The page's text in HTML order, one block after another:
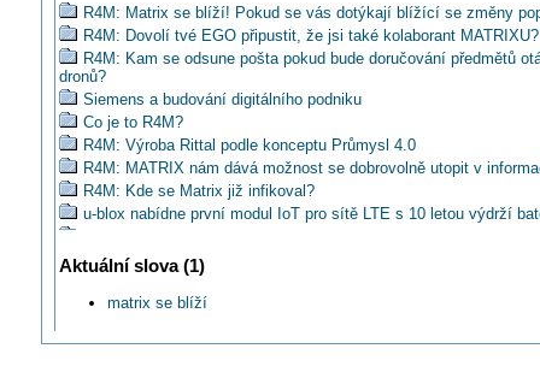
R4M: Matrix se blíží! Pokud se vás dotýkají blížící se změny
R4M: Dovolí tvé EGO připustit, že jsi také kolaborant MATRIXU?
R4M: Kam se odsune pošta pokud bude doručování předmětů
dronů?
Siemens a budování digitálního podniku
Co je to R4M?
R4M: Výroba Rittal podle konceptu Průmysl 4.0
R4M: MATRIX nám dává možnost se dobrovolně utopit v
R4M: Kde se Matrix již infikoval?
u-blox nabídne první modul IoT pro sítě LTE s 10 letou výdrží
HENNLICH: Nová plastová hřídel pro šestiosé roboty
R4M#2: Proč jde v pořadí již o čtvrtou průmyslovou revoluci?
Aktuální slova (1)
matrix se blíží